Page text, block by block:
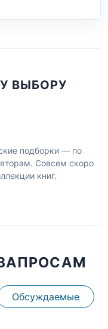
ВЫБОРУ
подборки — по
Совсем скоро
книг.
Обсуждаемые